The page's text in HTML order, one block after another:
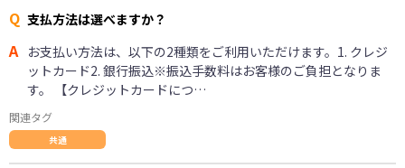
Q 支払方法は選べますか？
A お支払い方法は、以下の2種類をご利用いただけます。1. クレジ
ットカード2. 銀行振込※振込手数料はお客様のご負担となりま
す。 【クレジットカードにつ…
関連タグ
共通